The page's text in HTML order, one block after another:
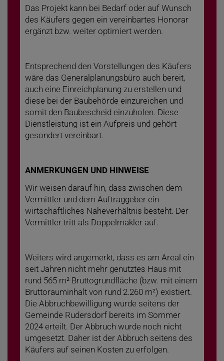
Das Projekt kann bei Bedarf oder auf Wunsch
des Käufers gegen ein vereinbartes Honorar
ergänzt bzw. weiter optimiert werden.
Entsprechend den Vorstellungen des Käufers
wäre das Generalplanungsbüro auch bereit,
auch eine Einreichplanung zu erstellen und
diese bei der Baubehörde einzureichen und
somit den Baubescheid einzuholen. Diese
Dienstleistung ist ein Aufpreis und gehört
gesondert vereinbart.
ANMERKUNGEN UND HINWEISE
Wir weisen darauf hin, dass zwischen dem
Vermittler und dem Auftraggeber ein
wirtschaftliches Naheverhältnis besteht. Der
Vermittler tritt als Doppelmakler auf.
Weiters wird angemerkt, dass es am Areal ein
seit Jahren nicht mehr genutztes Haus mit
rund 565 m² Bruttogrundfläche (bzw. mit einem
Bruttorauminhalt von rund 2.260 m²) existiert.
Die Abbruchbewilligung wurde seitens der
Gemeinde Rudersdorf bereits im Sommer
2024 erteilt. Der Abbruch wurde noch nicht
umgesetzt. Daher ist der Abbruch seitens des
Käufers auf seinen Kosten zu erfolgen.